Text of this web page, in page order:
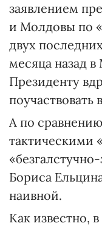
заявлением
и Молдовы по
двух
месяца назад
Президенту
А по
тактическими
Бориса
наивной.
Как известно,